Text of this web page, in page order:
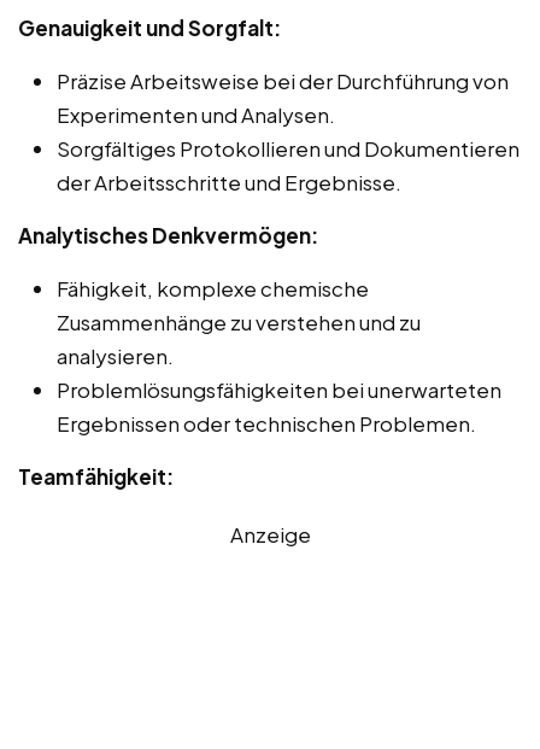
Genauigkeit und Sorgfalt:
Präzise Arbeitsweise bei der Durchführung von
Experimenten und Analysen.
Sorgfältiges Protokollieren und Dokumentieren
der Arbeitsschritte und Ergebnisse.
Analytisches Denkvermögen:
Fähigkeit, komplexe chemische
Zusammenhänge zu verstehen und zu
analysieren.
Problemlösungsfähigkeiten bei unerwarteten
Ergebnissen oder technischen Problemen.
Teamfähigkeit:
Anzeige